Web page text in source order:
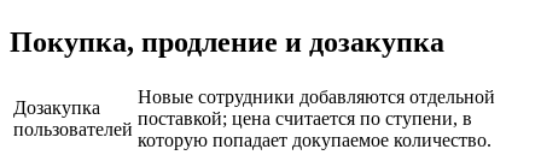
Покупка, продление и дозакупка
Дозакупка
пользователей
Новые сотрудники добавляются отдельной
поставкой; цена считается по ступени, в
которую попадает докупаемое количество.